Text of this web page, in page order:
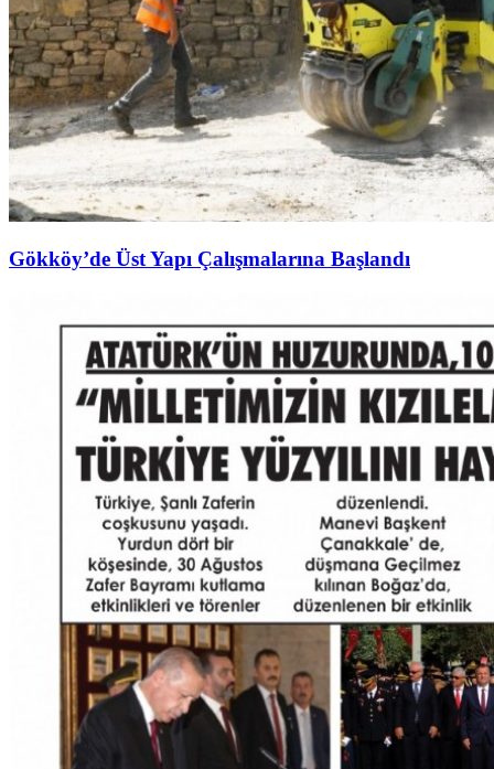
Gökköy’de Üst Yapı Çalışmalarına Başlandı